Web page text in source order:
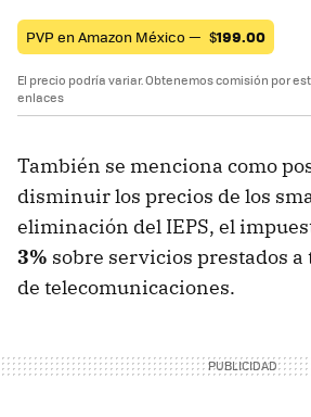
PVP en Amazon México — $199.00
El precio podría variar. Obtenemos comisión por
enlaces
También se menciona como
disminuir los precios de los
eliminación del IEPS, el
3% sobre servicios prestados a
de telecomunicaciones.